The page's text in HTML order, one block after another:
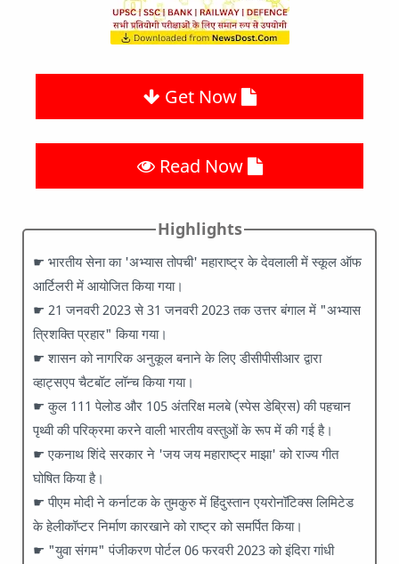
Get Now
Read Now
Highlights
☛ भारतीय सेना का 'अभ्यास तोपची' महाराष्ट्र के देवलाली में स्कूल ऑफ
आर्टिलरी में आयोजित किया गया।
☛ 21 जनवरी 2023 से 31 जनवरी 2023 तक उत्तर बंगाल में "अभ्यास
त्रिशक्ति प्रहार" किया गया।
☛ शासन को नागरिक अनुकूल बनाने के लिए डीसीपीसीआर द्वारा
व्हाट्सएप चैटबॉट लॉन्च किया गया।
☛ कुल 111 पेलोड और 105 अंतरिक्ष मलबे (स्पेस डेब्रिस) की पहचान
पृथ्वी की परिक्रमा करने वाली भारतीय वस्तुओं के रूप में की गई है।
☛ एकनाथ शिंदे सरकार ने 'जय जय महाराष्ट्र माझा' को राज्य गीत
घोषित किया है।
☛ पीएम मोदी ने कर्नाटक के तुमकुरु में हिंदुस्तान एयरोनॉटिक्स लिमिटेड
के हेलीकॉप्टर निर्माण कारखाने को राष्ट्र को समर्पित किया।
☛ "युवा संगम" पंजीकरण पोर्टल 06 फरवरी 2023 को इंदिरा गांधी